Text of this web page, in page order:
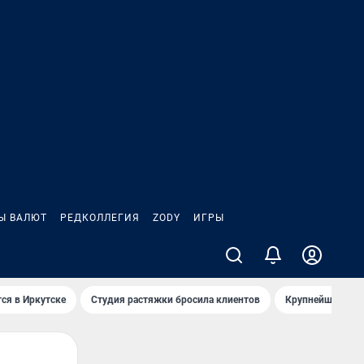
ВАЛЮТ РЕДКОЛЛЕГИЯ ZODY ИГРЫ
в Иркутске Студия растяжки бросила клиентов Крупнейшие